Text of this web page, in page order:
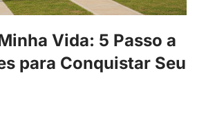
Vida: 5 Passo a
para Conquistar Seu